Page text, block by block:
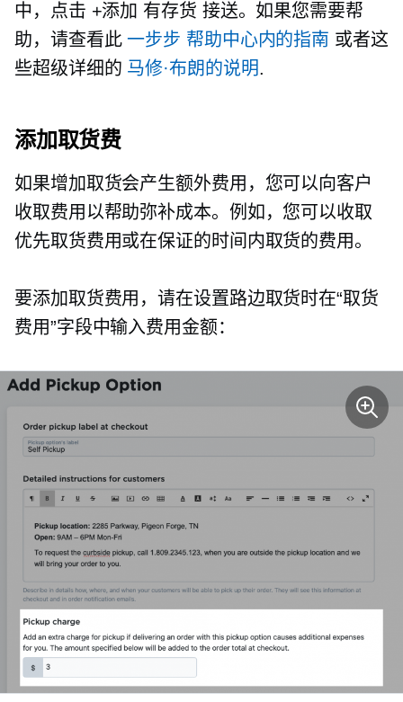
中，点击 +添加 有存货 接送。如果您需要帮
助，请查看此一步步 帮助中心内的指南 或者这
些超级详细的 马修·布朗的说明.
添加取货费
如果增加取货会产生额外费用，您可以向客户
收取费用以帮助弥补成本。例如，您可以收取
优先取货费用或在保证的时间内取货的费用。
要添加取货费用，请在设置路边取货时在“取货
费用”字段中输入费用金额：